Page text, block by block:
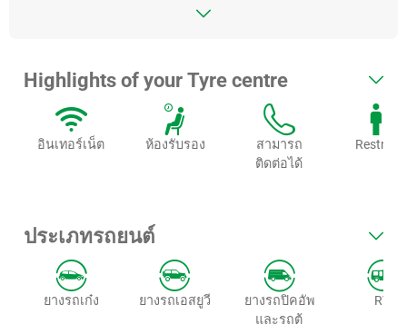
Highlights of your Tyre centre
อินเทอร์เน็ต ห้องรับรอง
สามารถ
ติดต่อได้
ประเภทรถยนต์
ยางรถเก๋ง ยางรถเอสยูวี
ยางรถปิคอัพ
และรถตู้
RV